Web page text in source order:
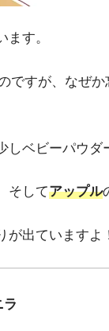
す。
ですが、なぜ
ベビーパウダ
そしてアップル
が出ていますよ